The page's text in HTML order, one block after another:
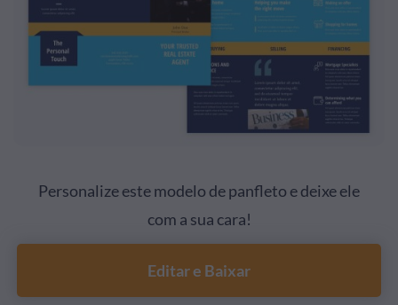
Personalize este modelo de panfleto e deixe ele
com a sua cara!
Editar e Baixar